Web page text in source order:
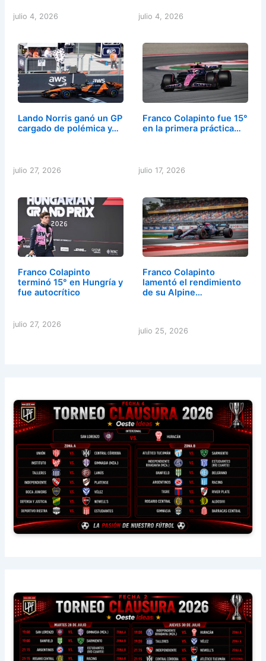
julio 4, 2026 julio 4, 2026
Lando Norris ganó un GP
cargado de polémica y…
julio 27, 2026
Franco Colapinto fue 15°
en la primera práctica…
julio 17, 2026
Franco Colapinto
terminó 15° en Hungría y
fue autocrítico
julio 27, 2026
Franco Colapinto
lamentó el rendimiento
de su Alpine…
julio 25, 2026